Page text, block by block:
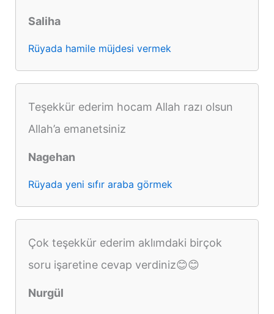
Saliha
Rüyada hamile müjdesi vermek
Teşekkür ederim hocam Allah razı olsun
Allah’a emanetsiniz
Nagehan
Rüyada yeni sıfır araba görmek
Çok teşekkür ederim aklımdaki birçok
soru işaretine cevap verdiniz😊😊
Nurgül